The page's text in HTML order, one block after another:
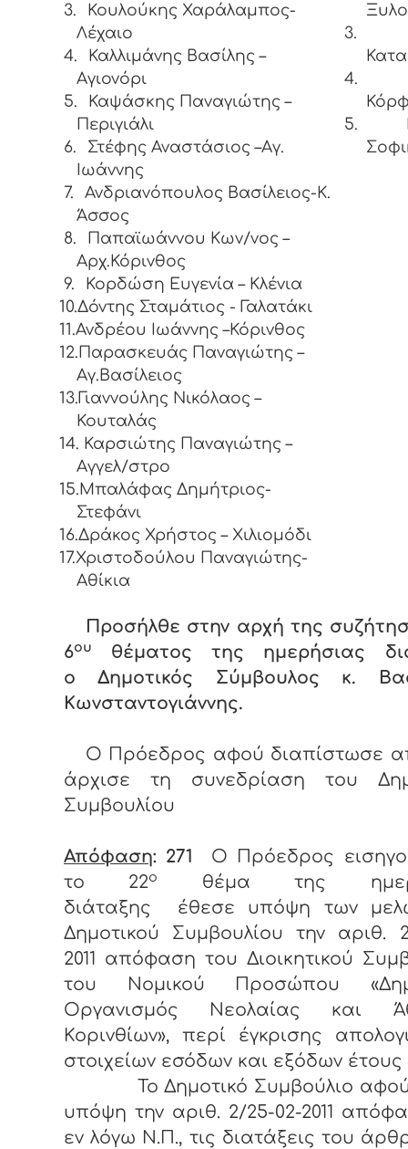
3.
Κουλούκης Χαράλαμπος-
Λέχαιο
4.
Καλλιμάνης Βασίλης –
Αγιονόρι
5.
Καψάσκης Παναγιώτης –
Περιγιάλι
6.
Στέφης Αναστάσιος –Αγ.
Ιωάννης
7.
Ανδριανόπουλος Βασίλειος-K.
Άσσος
8.
Παπαϊωάννου Κων/νος –
Αρχ.Κόρινθος
9.
Κορδώση Ευγενία – Κλένια
10.Δόντης Σταμάτιος - Γαλατάκι
11.Ανδρέου Ιωάννης –Κόρινθος
12.Παρασκευάς Παναγιώτης –
Αγ.Βασίλειος
13.Γιαννούλης Νικόλαος –
Κουταλάς
14. Καρσιώτης Παναγιώτης –
Αγγελ/στρο
15.Μπαλάφας Δημήτριος-
Στεφάνι
16.Δράκος Χρήστος – Χιλιομόδι
17.Χριστοδούλου Παναγιώτης-
Αθίκια
3.
4.
5.
Προσήλθε στην αρχή της
6ου
θέματος της ημερήσιας
ο Δημοτικός Σύμβουλος κ.
Κωνσταντογιάννης.
Ο Πρόεδρος αφού διαπίστωσε
άρχισε τη συνεδρίαση του
Συμβουλίου
Απόφαση: 271
Ο Πρόεδρος
το 22ο
θέμα της
διάταξης έθεσε υπόψη των
Δημοτικού Συμβουλίου την αριθ.
2011 απόφαση του Διοικητικού
του Νομικού Προσώπου
Οργανισμός Νεολαίας και
Κορινθίων», περί έγκρισης
στοιχείων εσόδων και εξόδων έτους
Το Δημοτικό Συμβούλιο αφού
υπόψη την αριθ. 2/25-02-2011
εν λόγω Ν.Π., τις διατάξεις του